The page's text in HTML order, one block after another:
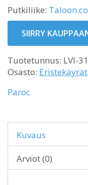
Putkiliike:
SIIRRY
Tuotetunnus: LVI-
Osasto: Eristekäyrät
Paroc
Kuvaus
Arviot (0)